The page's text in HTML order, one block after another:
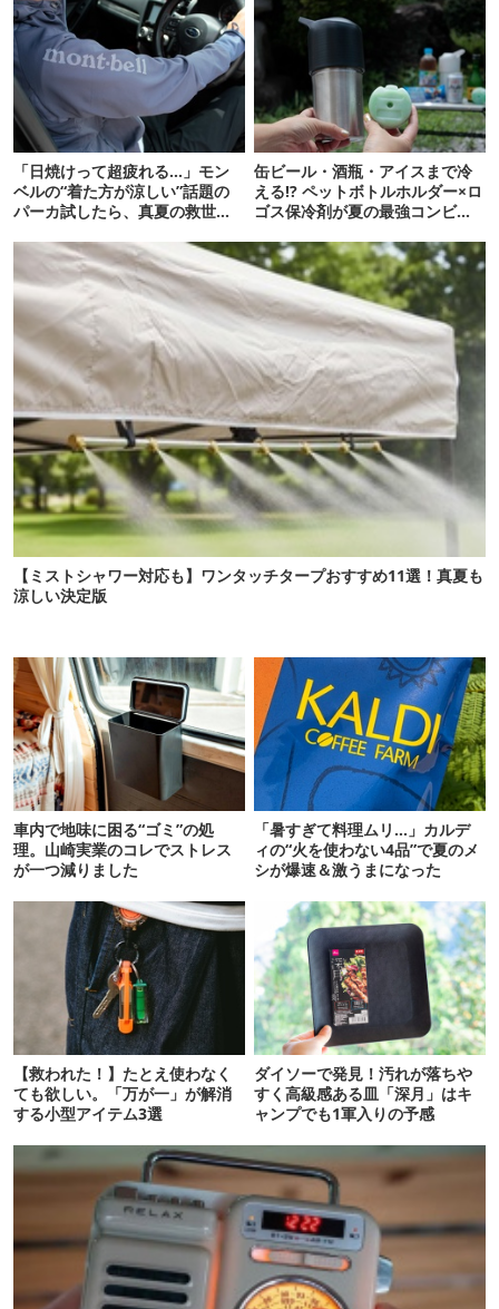
「日焼けって超疲れる…」モン
ベルの“着た方が涼しい”話題の
パーカ試したら、真夏の救世主
缶ビール・酒瓶・アイスまで冷
える!? ペットボトルホルダー×ロ
ゴス保冷剤が夏の最強コンビだ
【ミストシャワー対応も】ワンタッチタープおすすめ11選！真夏も
涼しい決定版
車内で地味に困る“ゴミ”の処
理。山崎実業のコレでストレス
が一つ減りました
「暑すぎて料理ムリ…」カルデ
ィの“火を使わない4品”で夏のメ
シが爆速＆激うまになった
【救われた！】たとえ使わなく
ても欲しい。「万が一」が解消
する小型アイテム3選
ダイソーで発見！汚れが落ちや
すく高級感ある皿「深月」はキ
ャンプでも1軍入りの予感